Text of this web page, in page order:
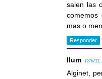
salen las
comemos
mas o
Responder
llum 12/6/11,
Alginet,